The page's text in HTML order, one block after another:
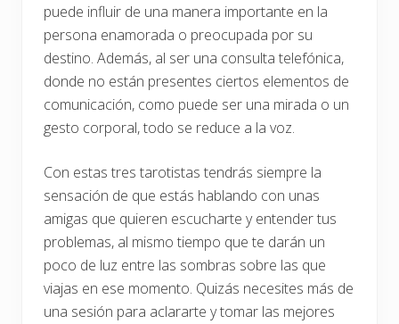
puede influir de una manera importante en la
persona enamorada o preocupada por su
destino. Además, al ser una consulta telefónica,
donde no están presentes ciertos elementos de
comunicación, como puede ser una mirada o un
gesto corporal, todo se reduce a la voz.
Con estas tres tarotistas tendrás siempre la
sensación de que estás hablando con unas
amigas que quieren escucharte y entender tus
problemas, al mismo tiempo que te darán un
poco de luz entre las sombras sobre las que
viajas en ese momento. Quizás necesites más de
una sesión para aclararte y tomar las mejores